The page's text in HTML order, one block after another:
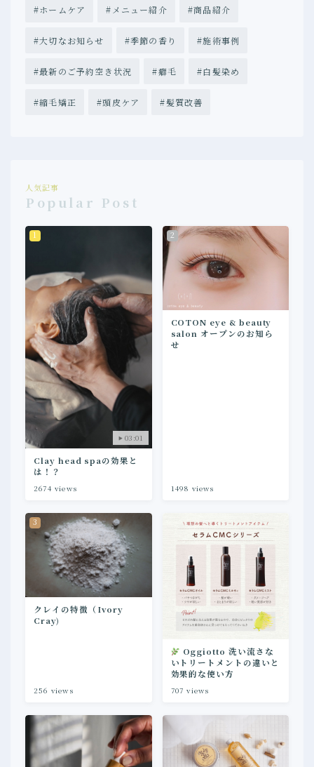
ホームケア メニュー紹介 商品紹介
大切なお知らせ 季節の香り 施術事例
最新のご予約空き状況 癖毛 白髪染め
縮毛矯正 頭皮ケア 髪質改善
人気記事
Popular Post
03:01
Clay head spaの効果と
は！？
2674 views
COTON eye & beauty
salon オープンのお知ら
せ
1498 views
クレイの特徴（Ivory
Cray)
256 views
Oggiotto 洗い流さな
いトリートメントの違いと
効果的な使い方
707 views